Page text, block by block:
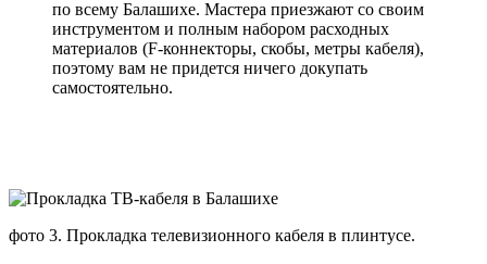
по всему Балашихе. Мастера приезжают со своим
инструментом и полным набором расходных
материалов (F-коннекторы, скобы, метры кабеля),
поэтому вам не придется ничего докупать
самостоятельно.
фото 3. Прокладка телевизионного кабеля в плинтусе.